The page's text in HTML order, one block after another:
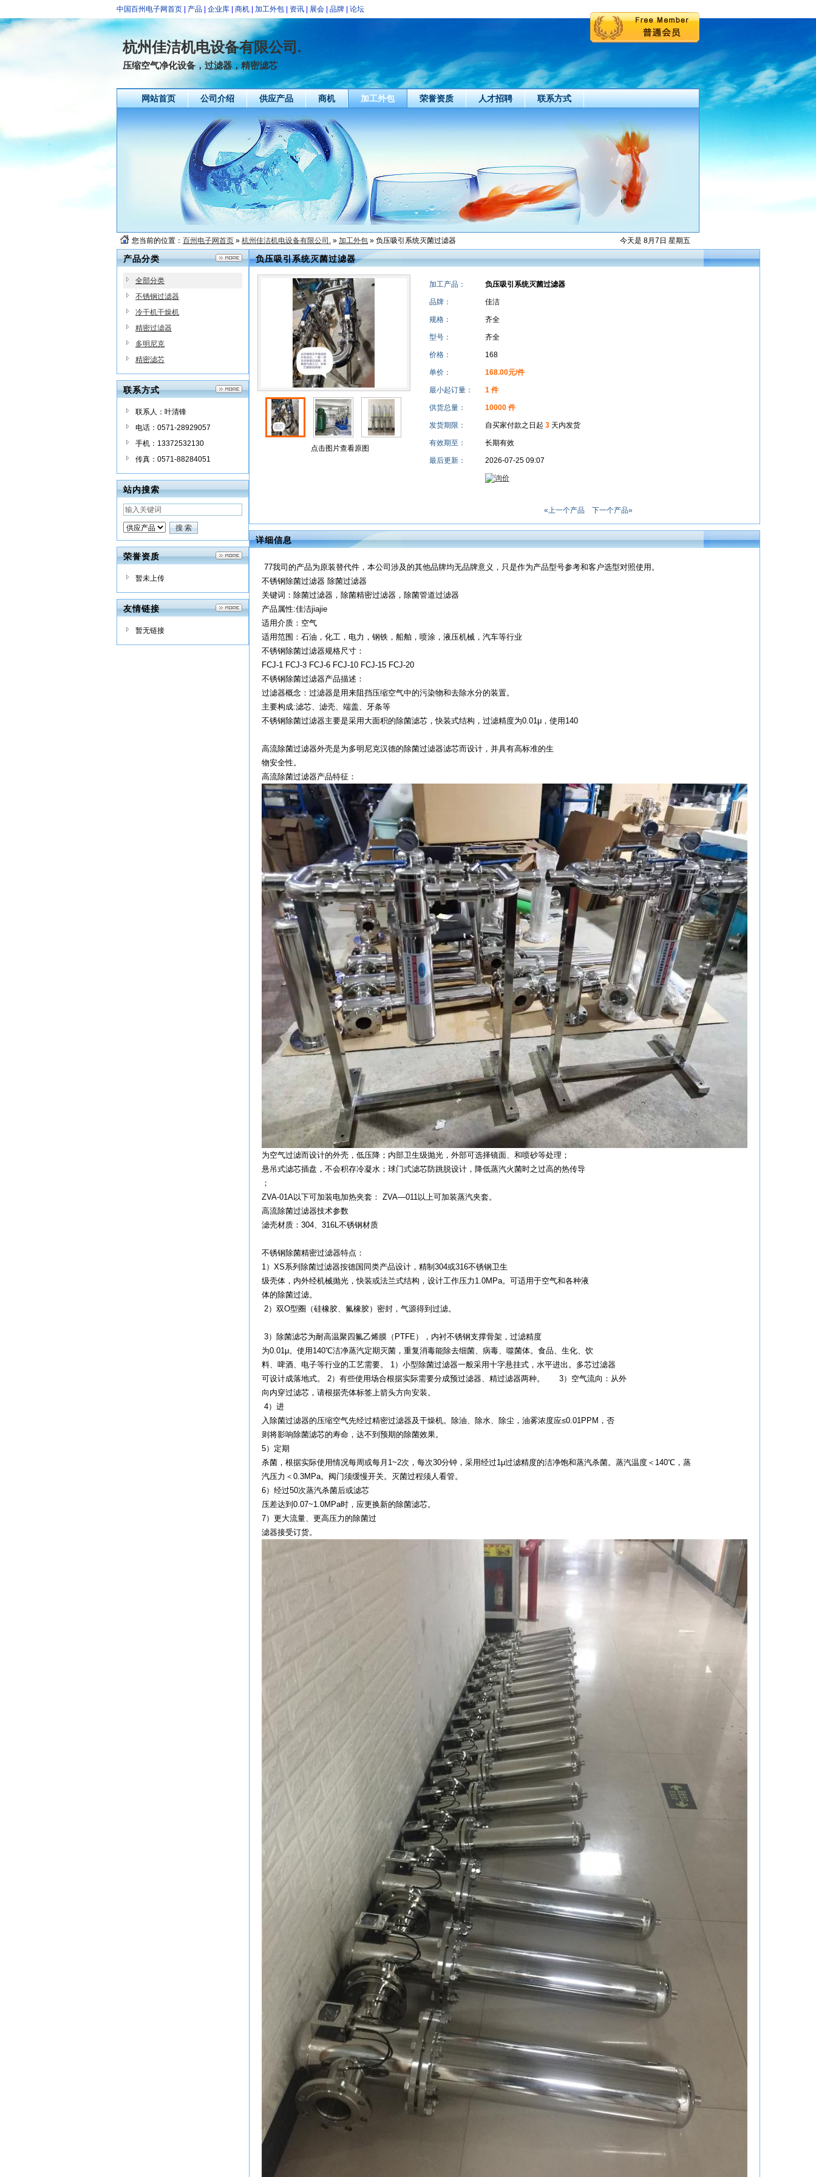
中国百州电子网首页 产品 企业库 商机 加工外包 资讯 展会 品牌 论坛
杭州佳洁机电设备有限公司.
压缩空气净化设备，过滤器，精密滤芯
网站首页 公司介绍 供应产品 商机 加工外包 荣誉资质 人才招聘 联系方式
今天是 8月7日 星期五
您当前的位置： 百州电子网首页 » 杭州佳洁机电设备有限公司. » 加工外包 » 负压吸引系统灭菌过滤器
产品分类
全部分类
不锈钢过滤器
冷干机干燥机
精密过滤器
多明尼克
精密滤芯
联系方式
联系人：叶清锋
电话：0571-28929057
手机：13372532130
传真：0571-88284051
站内搜索
荣誉资质
暂未上传
友情链接
暂无链接
负压吸引系统灭菌过滤器
点击图片查看原图
加工产品： 负压吸引系统灭菌过滤器
品牌： 佳洁
规格： 齐全
型号： 齐全
价格： 168
单价： 168.00元/件
最小起订量： 1 件
供货总量： 10000 件
发货期限： 自买家付款之日起 3 天内发货
有效期至： 长期有效
最后更新： 2026-07-25 09:07
«上一个产品 下一个产品»
详细信息
77我司的产品为原装替代件，本公司涉及的其他品牌均无品牌意义，只是作为产品型号参考和客户选型对照使用。
不锈钢除菌过滤器 除菌过滤器
关键词：除菌过滤器，除菌精密过滤器，除菌管道过滤器
产品属性:佳洁jiajie
适用介质：空气
适用范围：石油，化工，电力，钢铁，船舶，喷涂，液压机械，汽车等行业
不锈钢除菌过滤器规格尺寸：
FCJ-1 FCJ-3 FCJ-6 FCJ-10 FCJ-15 FCJ-20
不锈钢除菌过滤器产品描述：
过滤器概念：过滤器是用来阻挡压缩空气中的污染物和去除水分的装置。
主要构成:滤芯、滤壳、端盖、牙条等
不锈钢除菌过滤器主要是采用大面积的除菌滤芯，快装式结构，过滤精度为0.01μ，使用140
高流除菌过滤器外壳是为多明尼克汉德的除菌过滤器滤芯而设计，并具有高标准的生
物安全性。
高流除菌过滤器产品特征：
为空气过滤而设计的外壳，低压降；内部卫生级抛光，外部可选择镜面、和喷砂等处理；
悬吊式滤芯插盘，不会积存冷凝水；球门式滤芯防跳脱设计，降低蒸汽火菌时之过高的热传导
；
ZVA-01A以下可加装电加热夹套： ZVA—011以上可加装蒸汽夹套。
高流除菌过滤器技术参数
滤壳材质：304、316L不锈钢材质
不锈钢除菌精密过滤器特点：
1）XS系列除菌过滤器按德国同类产品设计，精制304或316不锈钢卫生
级壳体，内外经机械抛光，快装或法兰式结构，设计工作压力1.0MPa。可适用于空气和各种液
体的除菌过滤。
2）双O型圈（硅橡胶、氟橡胶）密封，气源得到过滤。
3）除菌滤芯为耐高温聚四氟乙烯膜（PTFE），内衬不锈钢支撑骨架，过滤精度
为0.01μ。使用140℃洁净蒸汽定期灭菌，重复消毒能除去细菌、病毒、噬菌体。食品、生化、饮
料、啤酒、电子等行业的工艺需要。 1）小型除菌过滤器一般采用十字悬挂式，水平进出。多芯过滤器
可设计成落地式。 2）有些使用场合根据实际需要分成预过滤器、精过滤器两种。 3）空气流向：从外
向内穿过滤芯，请根据壳体标签上箭头方向安装。
4）进
入除菌过滤器的压缩空气先经过精密过滤器及干燥机。除油、除水、除尘，油雾浓度应≤0.01PPM，否
则将影响除菌滤芯的寿命，达不到预期的除菌效果。
5）定期
杀菌，根据实际使用情况每周或每月1~2次，每次30分钟，采用经过1μ过滤精度的洁净饱和蒸汽杀菌。蒸汽温度＜140℃，蒸
汽压力＜0.3MPa。阀门须缓慢开关。灭菌过程须人看管。
6）经过50次蒸汽杀菌后或滤芯
压差达到0.07~1.0MPa时，应更换新的除菌滤芯。
7）更大流量、更高压力的除菌过
滤器接受订货。